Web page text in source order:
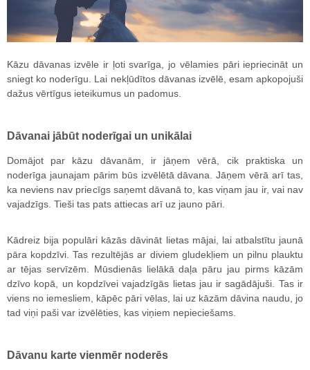
Kāzu dāvanas izvēle ir ļoti svarīga, jo vēlamies pāri iepriecināt un
sniegt ko noderīgu. Lai nekļūdītos dāvanas izvēlē, esam apkopojuši
dažus vērtīgus ieteikumus un padomus.
Dāvanai jābūt noderīgai un unikālai
Domājot par kāzu dāvanām, ir jāņem vērā, cik praktiska un
noderīga jaunajam pārim būs izvēlētā dāvana. Jāņem vērā arī tas,
ka neviens nav priecīgs saņemt dāvanā to, kas viņam jau ir, vai nav
vajadzīgs. Tieši tas pats attiecas arī uz jauno pāri.
Kādreiz bija populāri kāzās dāvināt lietas mājai, lai atbalstītu jaunā
pāra kopdzīvi. Tas rezultējās ar diviem gludekļiem un pilnu plauktu
ar tējas servīzēm. Mūsdienās lielākā daļa pāru jau pirms kāzām
dzīvo kopā, un kopdzīvei vajadzīgās lietas jau ir sagādājuši. Tas ir
viens no iemesliem, kāpēc pāri vēlas, lai uz kāzām dāvina naudu, jo
tad viņi paši var izvēlēties, kas viņiem nepieciešams.
Dāvanu karte vienmēr noderēs